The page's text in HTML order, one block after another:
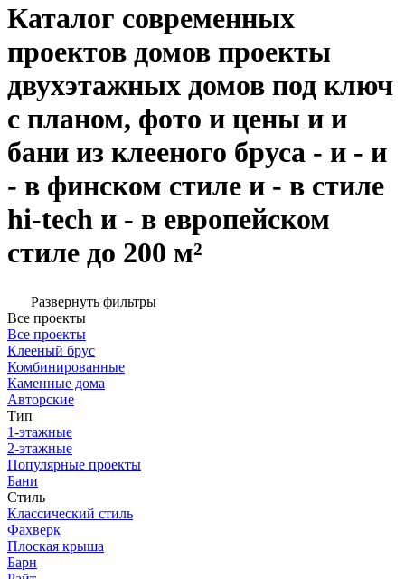
Каталог современных
проектов домов проекты
двухэтажных домов под ключ
с планом, фото и цены и и
бани из клееного бруса - и - и
- в финском стиле и - в стиле
hi-tech и - в европейском
стиле до 200 м²
Развернуть фильтры
Все проекты
Все проекты
Клееный брус
Комбинированные
Каменные дома
Авторские
Тип
1-этажные
2-этажные
Популярные проекты
Бани
Стиль
Классический стиль
Фахверк
Плоская крыша
Барн